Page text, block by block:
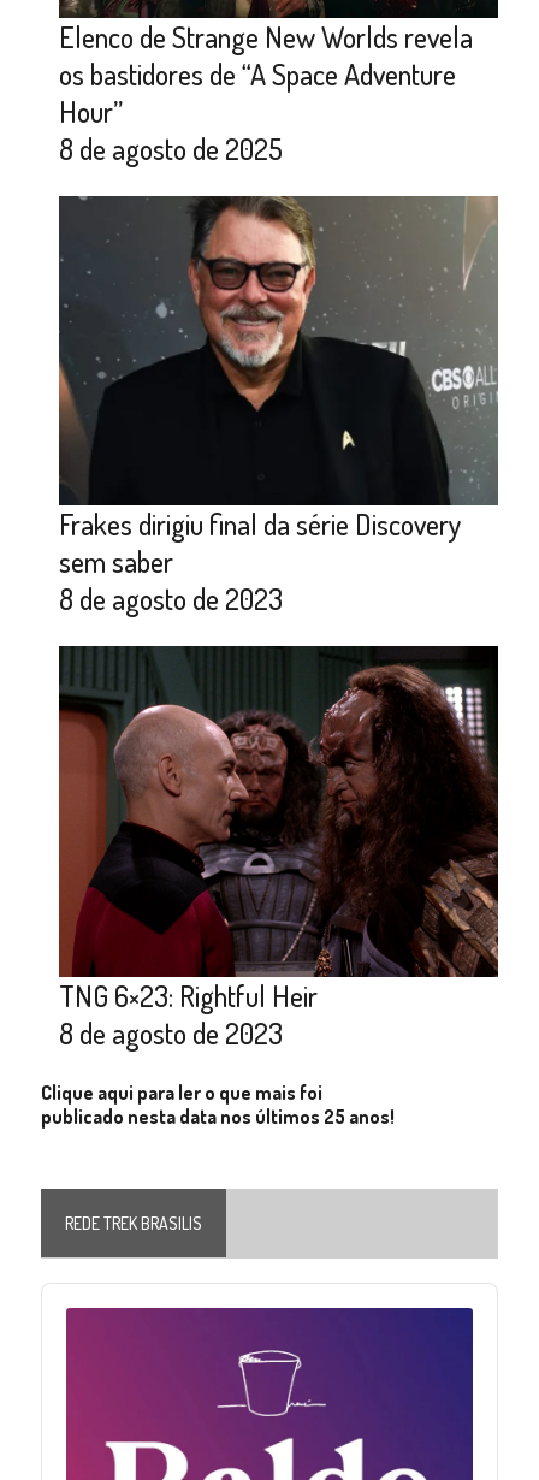
Elenco de Strange New Worlds revela
os bastidores de “A Space Adventure
Hour”
8 de agosto de 2025
Frakes dirigiu final da série Discovery
sem saber
8 de agosto de 2023
TNG 6×23: Rightful Heir
8 de agosto de 2023
Clique aqui para ler o que mais foi
publicado nesta data nos últimos 25 anos!
REDE TREK BRASILIS
Audio
Player